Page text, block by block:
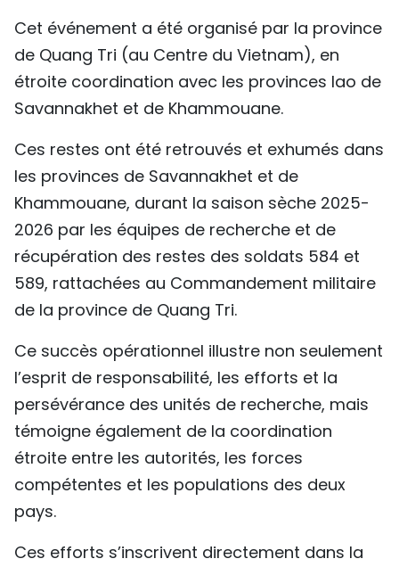
Cet événement a été organisé par la province
de Quang Tri (au Centre du Vietnam), en
étroite coordination avec les provinces lao de
Savannakhet et de Khammouane.
​Ces restes ont été retrouvés et exhumés dans
les provinces de Savannakhet et de
Khammouane, durant la saison sèche 2025-
2026 par les équipes de recherche et de
récupération des restes des soldats 584 et
589, rattachées au Commandement militaire
de la province de Quang Tri.
​Ce succès opérationnel illustre non seulement
l’esprit de responsabilité, les efforts et la
persévérance des unités de recherche, mais
témoigne également de la coordination
étroite entre les autorités, les forces
compétentes et les populations des deux
pays.
Ces efforts s’inscrivent directement dans la